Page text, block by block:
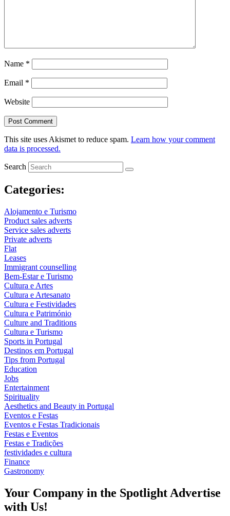
Name *
Email *
Website
This site uses Akismet to reduce spam. Learn how your comment
data is processed.
Search
Categories:
Alojamento e Turismo
Product sales adverts
Service sales adverts
Private adverts
Flat
Leases
Immigrant counselling
Bem-Estar e Turismo
Cultura e Artes
Cultura e Artesanato
Cultura e Festividades
Cultura e Património
Culture and Traditions
Cultura e Turismo
Sports in Portugal
Destinos em Portugal
Tips from Portugal
Education
Jobs
Entertainment
Spirituality
Aesthetics and Beauty in Portugal
Eventos e Festas
Eventos e Festas Tradicionais
Festas e Eventos
Festas e Tradições
festividades e cultura
Finance
Gastronomy
Your Company in the Spotlight Advertise
with Us!